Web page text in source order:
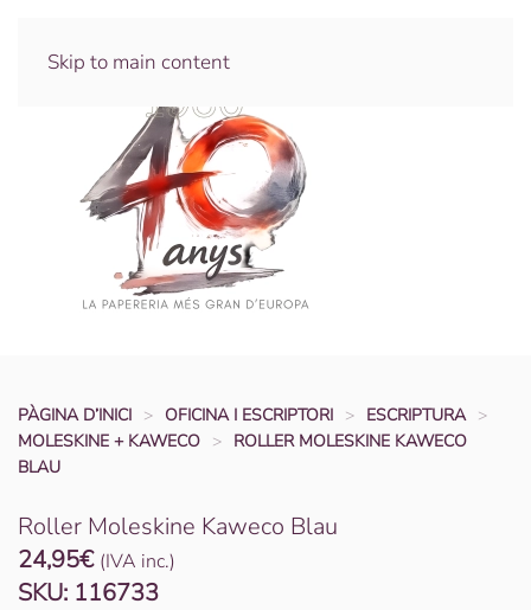
Skip to main content
PÀGINA D’INICI OFICINA I ESCRIPTORI
ESCRIPTURA
MOLESKINE + KAWECO
ROLLER MOLESKINE KAWECO
BLAU
Roller Moleskine Kaweco Blau
24,95€ (IVA inc.)
SKU: 116733